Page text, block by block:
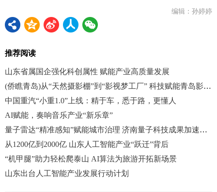
编辑：孙婷婷
推荐阅读
山东省属国企强化科创属性 赋能产业高质量发展
(侨瞧青岛)从“天然摄影棚”到“影视梦工厂” 科技赋能青岛影视业全面发展
中国重汽“小重1.0”上线：精于车，悉于路，更懂人
AI赋能，奏响音乐产业“新乐章”
量子雷达“精准感知”赋能城市治理 济南量子科技成果加速落地应用
从1200亿到2000亿 山东人工智能产业“跃迁”背后
“机甲腿”助力轻松爬泰山 AI算法为旅游开拓新场景
山东出台人工智能产业发展行动计划